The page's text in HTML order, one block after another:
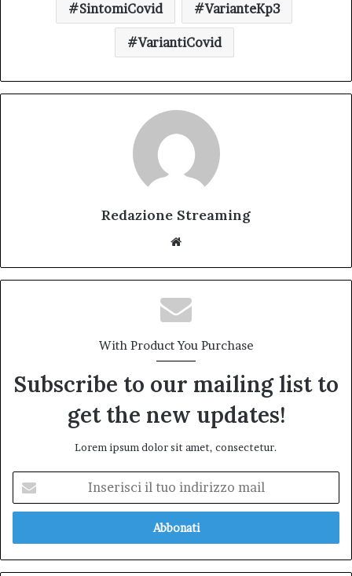
SintomiCovid VarianteKp3
VariantiCovid
Redazione Streaming
With Product You Purchase
Subscribe to our mailing list to
get the new updates!
Lorem ipsum dolor sit amet, consectetur.
tuo
mail